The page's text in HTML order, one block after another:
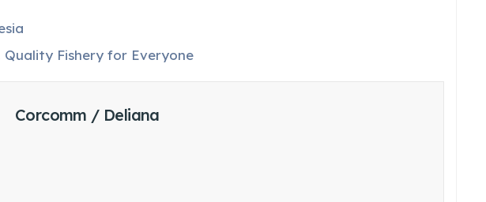
Fishery for Everyone
Corcomm / Deliana